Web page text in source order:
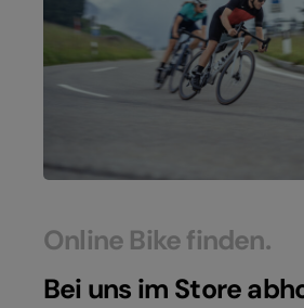
Online Bike finden.
Bei uns im Store